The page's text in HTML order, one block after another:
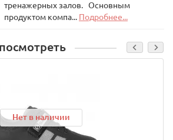
тренажерных залов. Основным
продуктом компа... Подробнее...
Нет в наличии